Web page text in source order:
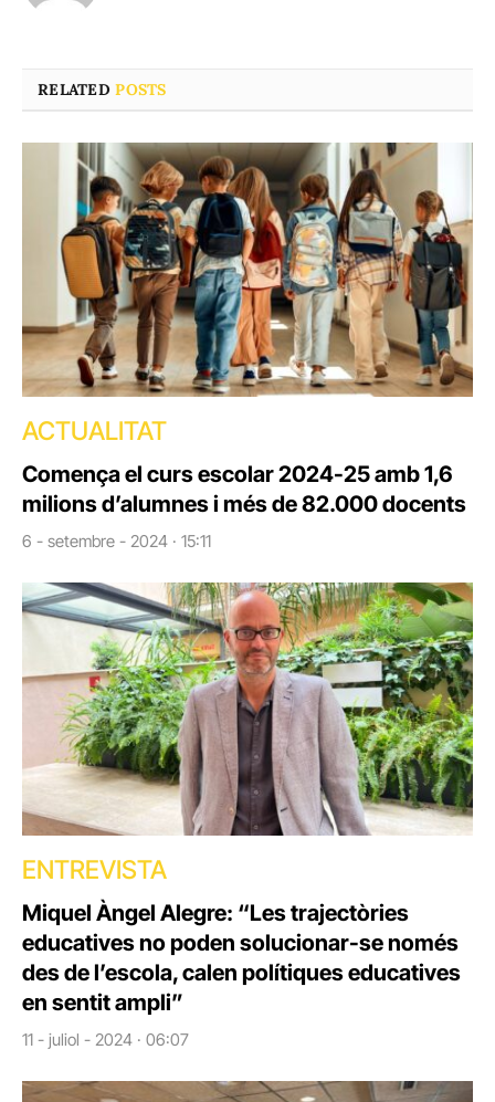
RELATEDPOSTS
ACTUALITAT
Comença el curs escolar 2024-25 amb 1,6
milions d’alumnes i més de 82.000 docents
6 - setembre - 2024 · 15:11
ENTREVISTA
Miquel Àngel Alegre: “Les trajectòries
educatives no poden solucionar-se només
des de l’escola, calen polítiques educatives
en sentit ampli”
11 - juliol - 2024 · 06:07